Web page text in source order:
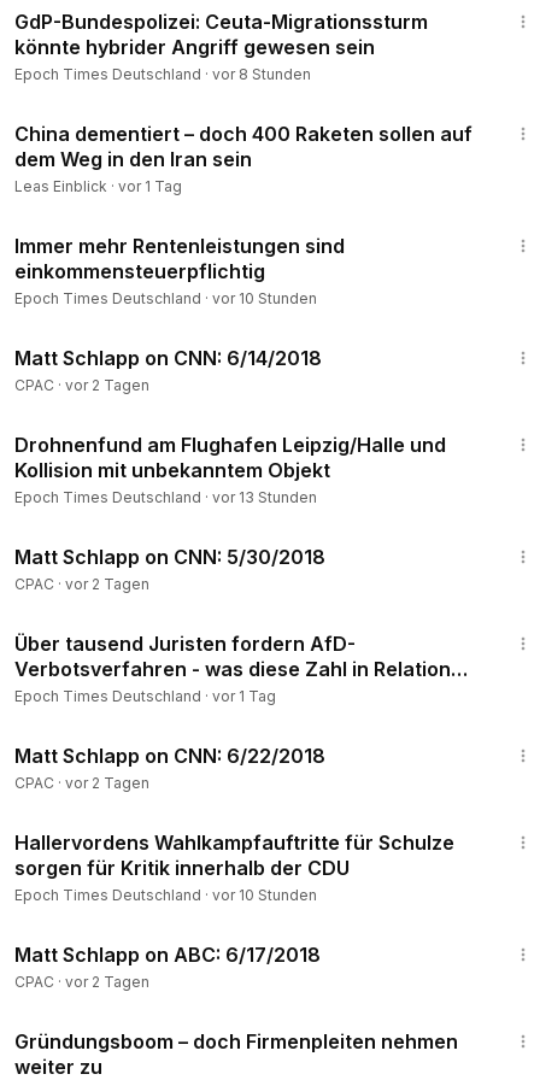
Wir freuen uns über rege, themenbezogene Diskussionen.
Bitte achten Sie dabei auf eine angemessene
________________________________________________________________
⚡ Webseite: www.epochtimes.de
👉X:https://x.com/EpochTimesDE
👉 Telegram:https://t.me/epochtimesde
ch
________________________________________________________________
© Epoch Times Deutschland 2026
GdP-Bundespolizei: Ceuta-Migrationssturm
könnte hybrider Angriff gewesen sein
Epoch Times Deutschland · vor 8 Stunden
China dementiert – doch 400 Raketen sollen auf
dem Weg in den Iran sein
Leas Einblick · vor 1 Tag
Immer mehr Rentenleistungen sind
einkommensteuerpflichtig
Epoch Times Deutschland · vor 10 Stunden
Matt Schlapp on CNN: 6/14/2018
CPAC · vor 2 Tagen
Drohnenfund am Flughafen Leipzig/Halle und
Kollision mit unbekanntem Objekt
Epoch Times Deutschland · vor 13 Stunden
Matt Schlapp on CNN: 5/30/2018
CPAC · vor 2 Tagen
Über tausend Juristen fordern AfD-
Verbotsverfahren - was diese Zahl in Relation
bedeutet
Epoch Times Deutschland · vor 1 Tag
Matt Schlapp on CNN: 6/22/2018
CPAC · vor 2 Tagen
Hallervordens Wahlkampfauftritte für Schulze
sorgen für Kritik innerhalb der CDU
Epoch Times Deutschland · vor 10 Stunden
Matt Schlapp on ABC: 6/17/2018
CPAC · vor 2 Tagen
Gründungsboom – doch Firmenpleiten nehmen
weiter zu